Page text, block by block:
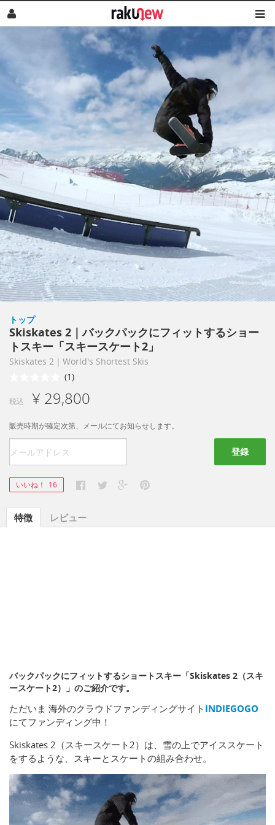
トップ
Skiskates 2｜バックパックにフィットするショー
トスキー「スキースケート2」
Skiskates 2｜World's Shortest Skis
(1)
税込 ¥ 29,800
販売時期が確定次第、メールにてお知らせします。
登録
いいね！ 16
特徴 レビュー
バックパックにフィットするショートスキー「Skiskates 2（スキ
ースケート2）」のご紹介です。
ただいま 海外のクラウドファンディングサイト INDIEGOGO
にてファンディング中！
Skiskates 2（スキースケート2）は、雪の上でアイススケート
をするような、スキーとスケートの組み合わせ。